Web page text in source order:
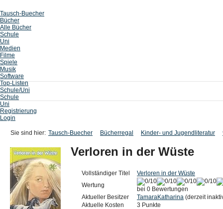
Tausch-Buecher
Bücher
Alle Bücher
Schule
Uni
Medien
Filme
Spiele
Musik
Software
Top-Listen
Schule/Uni
Schule
Uni
Registrierung
Login
Sie sind hier: Tausch-Buecher Bücherregal Kinder- und Jugendliteratur
Verloren in der Wüste
Vollständiger Titel
Verloren in der Wüste
Wertung
bei 0 Bewertungen
Aktueller Besitzer
TamaraKatharina (derzeit
Aktuelle Kosten
3 Punkte